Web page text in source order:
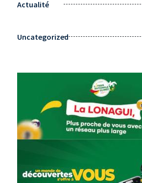
Actualité
Uncategorized